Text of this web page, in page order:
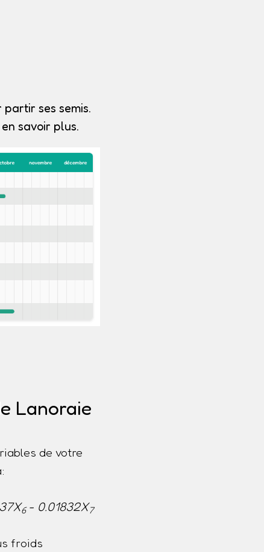
ses semis.
savoir plus.
Lanoraie
de votre
6- 0.01832X7
froids